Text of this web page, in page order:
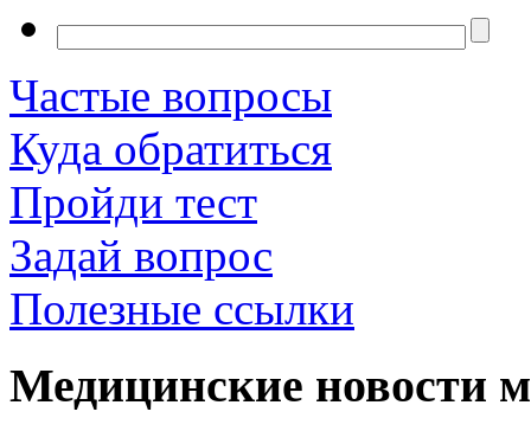
Частые вопросы
Куда обратиться
Пройди тест
Задай вопрос
Полезные ссылки
Медицинские новости